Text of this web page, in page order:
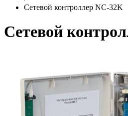
Сетевой контроллер NC-32K
Сетевой